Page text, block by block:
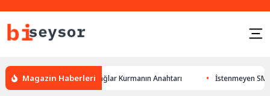
Magazin Haberleri
Güçlü Bağlar Kurmanın Anahtarı İstenmeyen SMS’leri